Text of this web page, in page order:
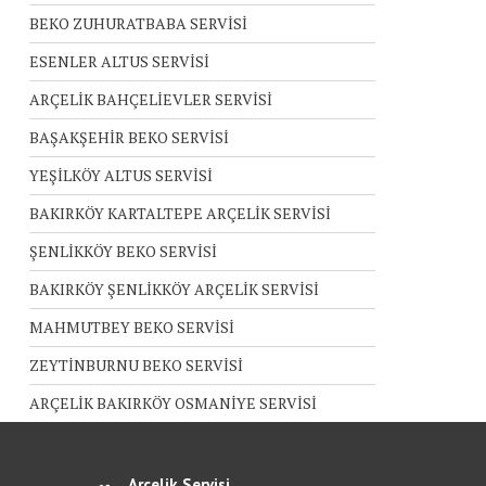
BEKO ZUHURATBABA SERVİSİ
ESENLER ALTUS SERVİSİ
ARÇELİK BAHÇELİEVLER SERVİSİ
BAŞAKŞEHİR BEKO SERVİSİ
YEŞİLKÖY ALTUS SERVİSİ
BAKIRKÖY KARTALTEPE ARÇELİK SERVİSİ
ŞENLİKKÖY BEKO SERVİSİ
BAKIRKÖY ŞENLİKKÖY ARÇELİK SERVİSİ
MAHMUTBEY BEKO SERVİSİ
ZEYTİNBURNU BEKO SERVİSİ
ARÇELİK BAKIRKÖY OSMANİYE SERVİSİ